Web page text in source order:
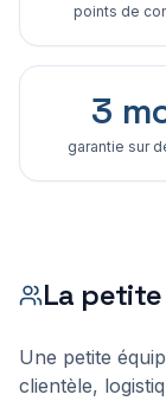
points de
3
garantie sur
La
Une petite
clientèle,